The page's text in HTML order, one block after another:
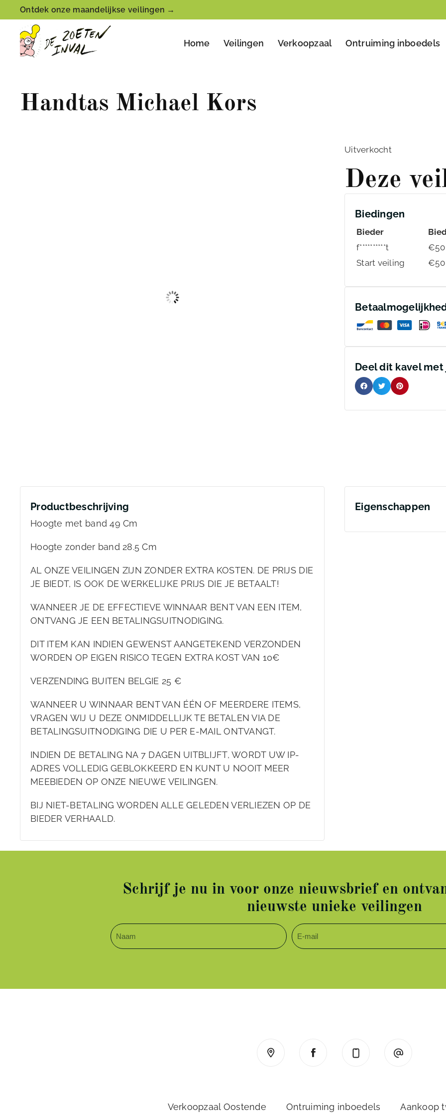
Ontdek onze maandelijkse veilingen →
Home Veilingen Verkoopzaal Ontruiming inboedels
Handtas Michael Kors
Uitverkocht
Deze
Biedingen
Bieder
f**********t
€50
Start veiling
€50
Deel dit kavel
Productbeschrijving
Hoogte met band 49 Cm
Hoogte zonder band 28.5 Cm
AL ONZE VEILINGEN ZIJN ZONDER EXTRA KOSTEN. DE PRIJS DIE
JE BIEDT, IS OOK DE WERKELIJKE PRIJS DIE JE BETAALT!
WANNEER JE DE EFFECTIEVE WINNAAR BENT VAN EEN ITEM,
ONTVANG JE EEN BETALINGSUITNODIGING.
DIT ITEM KAN INDIEN GEWENST AANGETEKEND VERZONDEN
WORDEN OP EIGEN RISICO TEGEN EXTRA KOST VAN 10€
VERZENDING BUITEN BELGIE 25 €
WANNEER U WINNAAR BENT VAN ÉÉN OF MEERDERE ITEMS,
VRAGEN WIJ U DEZE ONMIDDELLIJK TE BETALEN VIA DE
BETALINGSUITNODIGING DIE U PER E-MAIL ONTVANGT.
INDIEN DE BETALING NA 7 DAGEN UITBLIJFT, WORDT UW IP-
ADRES VOLLEDIG GEBLOKKEERD EN KUNT U NOOIT MEER
MEEBIEDEN OP ONZE NIEUWE VEILINGEN.
BIJ NIET-BETALING WORDEN ALLE GELEDEN VERLIEZEN OP DE
BIEDER VERHAALD.
Eigenschappen
Schrijf je nu in voor onze nieuwsbrief en
nieuwste unieke veilingen
Verkoopzaal Oostende Ontruiming inboedels Aankoop